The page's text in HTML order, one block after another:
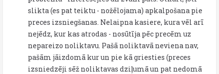
slikta (es pat teiktu - nožēlojama) apkalpošana pie
preces izsniegšanas. Nelaipna kasiere, kura vēl arī
nejēdz, kur kas atrodas - nosūtīja pēc precēm uz
nepareizo noliktavu. Pašā noliktavā neviena nav,
pašām jāizdomā kur un pie kā griesties (preces
izsniedzēji sēž noliktavas dziļumā un pat nedomā